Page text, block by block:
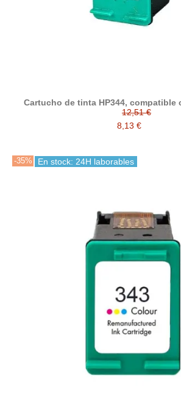
Cartucho de tinta HP344, compatible
tricolor
12,51 €
8,13 €
-35% En stock: 24H laborables